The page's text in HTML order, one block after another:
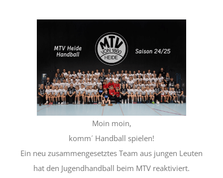
Moin moin,
komm´ Handball spielen!
Ein neu zusammengesetztes Team aus jungen Leuten
hat den Jugendhandball beim MTV reaktiviert.